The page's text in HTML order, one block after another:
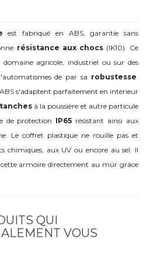
est fabriqué en ABS, garantie sans
résistance aux chocs(IK10). Ce
agricole, industriel ou sur des
de par sa robustesse.
s'adaptent parfaitement en intérieur
à la poussière et autre particule
de protection IP65 résistant ainsi aux
Le coffret plastique ne rouille pas et
chimiques, aux UV ou encore au sel. Il
armoire directement au mûr grâce
QUI
VOUS